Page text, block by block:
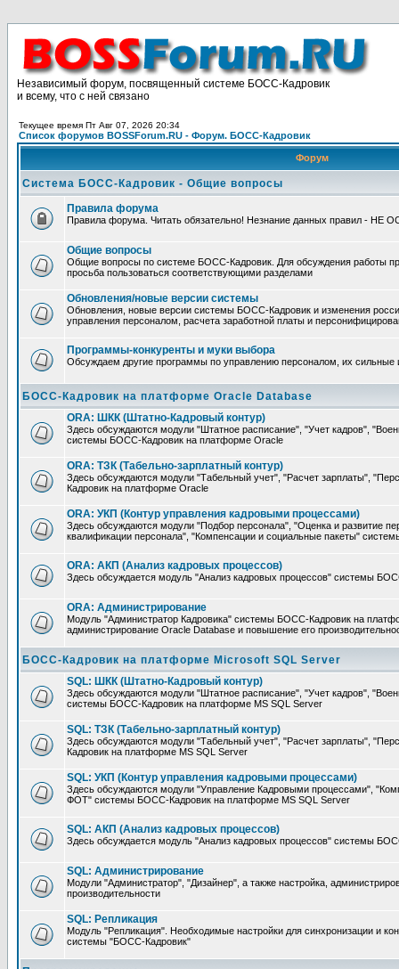
Независимый форум, посвященный системе БОСС-Кадровик
и всему, что с ней связано
Текущее время Пт Авг 07, 2026 20:34
Список форумов BOSSForum.RU - Форум. БОСС-Кадровик
Форум
Система БОСС-Кадровик - Общие вопросы
Правила форума
Правила форума. Читать обязательно! Незнание данных правил - НЕ
Общие вопросы
Общие вопросы по системе БОСС-Кадровик. Для обсуждения работы
просьба пользоваться соответствующими разделами
Обновления/новые версии системы
Обновления, новые версии системы БОСС-Кадровик и изменения
управления персоналом, расчета заработной платы и
Программы-конкуренты и муки выбора
Обсуждаем другие программы по управлению персоналом, их сильные
БОСС-Кадровик на платформе Oracle Database
ORA: ШКК (Штатно-Кадровый контур)
Здесь обсуждаются модули "Штатное расписание", "Учет кадров",
системы БОСС-Кадровик на платформе Oracle
ORA: ТЗК (Табельно-зарплатный контур)
Здесь обсуждаются модули "Табельный учет", "Расчет зарплаты",
Кадровик на платформе Oracle
ORA: УКП (Контур управления кадровыми процессами)
Здесь обсуждаются модули "Подбор персонала", "Оценка и развитие
квалификации персонала", "Компенсации и социальные пакеты"
ORA: АКП (Анализ кадровых процессов)
Здесь обсуждается модуль "Анализ кадровых процессов" системы
ORA: Администрирование
Модуль "Администратор Кадровика" системы БОСС-Кадровик на
администрирование Oracle Database и повышение его
БОСС-Кадровик на платформе Microsoft SQL Server
SQL: ШКК (Штатно-Кадровый контур)
Здесь обсуждаются модули "Штатное расписание", "Учет кадров",
системы БОСС-Кадровик на платформе MS SQL Server
SQL: ТЗК (Табельно-зарплатный контур)
Здесь обсуждаются модули "Табельный учет", "Расчет зарплаты",
Кадровик на платформе MS SQL Server
SQL: УКП (Контур управления кадровыми процессами)
Здесь обсуждаются модули "Управление Кадровыми процессами",
ФОТ" системы БОСС-Кадровик на платформе MS SQL Server
SQL: АКП (Анализ кадровых процессов)
Здесь обсуждается модуль "Анализ кадровых процессов" системы
SQL: Администрирование
Модули "Администратор", "Дизайнер", а также настройка,
производительности
SQL: Репликация
Модуль "Репликация". Необходимые настройки для синхронизации и
системы "БОСС-Кадровик"